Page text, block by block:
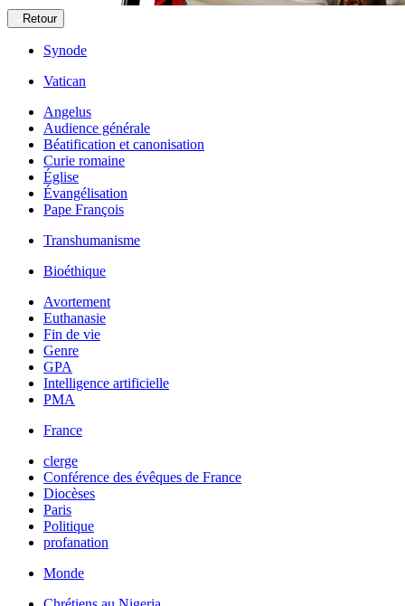
Retour
Synode
Vatican
Angelus
Audience générale
Béatification et canonisation
Curie romaine
Église
Évangélisation
Pape François
Transhumanisme
Bioéthique
Avortement
Euthanasie
Fin de vie
Genre
GPA
Intelligence artificielle
PMA
France
clerge
Conférence des évêques de France
Diocèses
Paris
Politique
profanation
Monde